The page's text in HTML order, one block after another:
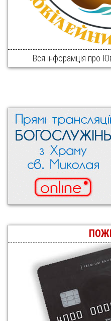
Вся інфорамція про